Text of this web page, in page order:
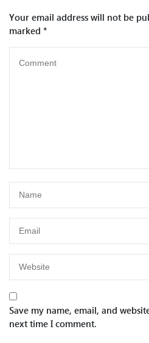
Your email address will not be
marked *
Save my name, email, and
next time I comment.